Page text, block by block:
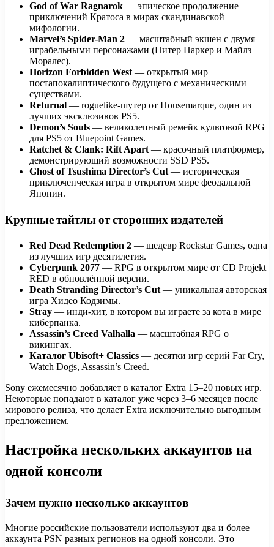
God of War Ragnarok — эпическое продолжение
приключений Кратоса в мирах скандинавской
мифологии.
Marvel’s Spider-Man 2 — масштабный экшен с двумя
играбельными персонажами (Питер Паркер и Майлз
Моралес).
Horizon Forbidden West — открытый мир
постапокалиптического будущего с механическими
существами.
Returnal — roguelike-шутер от Housemarque, один из
лучших эксклюзивов PS5.
Demon’s Souls — великолепный ремейк культовой RPG
для PS5 от Bluepoint Games.
Ratchet & Clank: Rift Apart — красочный платформер,
демонстрирующий возможности SSD PS5.
Ghost of Tsushima Director’s Cut — историческая
приключенческая игра в открытом мире феодальной
Японии.
Крупные тайтлы от сторонних издателей
Red Dead Redemption 2 — шедевр Rockstar Games, одна
из лучших игр десятилетия.
Cyberpunk 2077 — RPG в открытом мире от CD Projekt
RED в обновлённой версии.
Death Stranding Director’s Cut — уникальная авторская
игра Хидео Кодзимы.
Stray — инди-хит, в котором вы играете за кота в мире
киберпанка.
Assassin’s Creed Valhalla — масштабная RPG о
викингах.
Каталог Ubisoft+ Classics — десятки игр серий Far Cry,
Watch Dogs, Assassin’s Creed.
Sony ежемесячно добавляет в каталог Extra 15–20 новых игр.
Некоторые попадают в каталог уже через 3–6 месяцев после
мирового релиза, что делает Extra исключительно выгодным
предложением.
Настройка нескольких аккаунтов на
одной консоли
Зачем нужно несколько аккаунтов
Многие российские пользователи используют два и более
аккаунта PSN разных регионов на одной консоли. Это